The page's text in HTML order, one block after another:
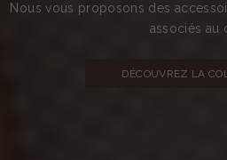
Nous vous proposons des
associés au
DÉCOUVREZ LA